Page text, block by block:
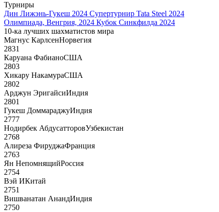
Турниры
Дин Лижэнь-Гукеш 2024 Супертурнир Tata Steel 2024
Олимпиада, Венгрия, 2024 Кубок Синкфилда 2024
10-ка лучших шахматистов мира
Магнус КарлсенНорвегия
2831
Каруана ФабианоСША
2803
Хикару НакамураСША
2802
Арджун ЭригайсиИндия
2801
Гукеш ДоммараджуИндия
2777
Нодирбек АбдусатторовУзбекистан
2768
Алиреза ФируджаФранция
2763
Ян НепомнящийРоссия
2754
Вэй ИКитай
2751
Вишванатан АнандИндия
2750